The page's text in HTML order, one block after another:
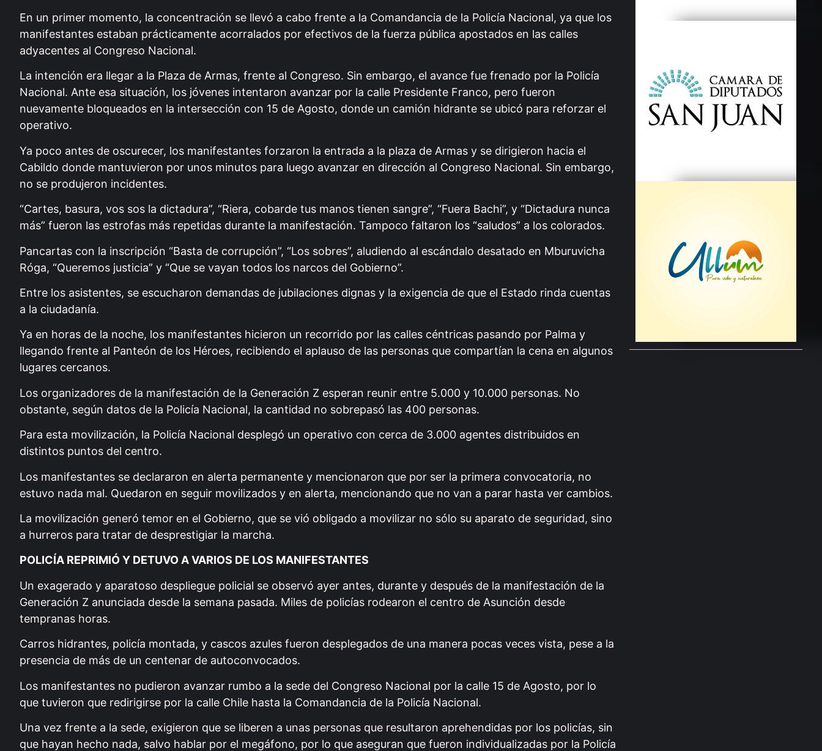
En un primer momento, la concentración se llevó a cabo frente a la Comandancia de la Policía Nacional, ya que los
manifestantes estaban prácticamente acorralados por efectivos de la fuerza pública apostados en las calles
adyacentes al Congreso Nacional.
La intención era llegar a la Plaza de Armas, frente al Congreso. Sin embargo, el avance fue frenado por la Policía
Nacional. Ante esa situación, los jóvenes intentaron avanzar por la calle Presidente Franco, pero fueron
nuevamente bloqueados en la intersección con 15 de Agosto, donde un camión hidrante se ubicó para reforzar el
operativo.
Ya poco antes de oscurecer, los manifestantes forzaron la entrada a la plaza de Armas y se dirigieron hacia el
Cabildo donde mantuvieron por unos minutos para luego avanzar en dirección al Congreso Nacional. Sin embargo,
no se produjeron incidentes.
“Cartes, basura, vos sos la dictadura”, “Riera, cobarde tus manos tienen sangre”, “Fuera Bachi”, y “Dictadura nunca
más” fueron las estrofas más repetidas durante la manifestación. Tampoco faltaron los “saludos” a los colorados.
Pancartas con la inscripción “Basta de corrupción”, “Los sobres”, aludiendo al escándalo desatado en Mburuvicha
Róga, “Queremos justicia” y “Que se vayan todos los narcos del Gobierno”.
Entre los asistentes, se escucharon demandas de jubilaciones dignas y la exigencia de que el Estado rinda cuentas
a la ciudadanía.
Ya en horas de la noche, los manifestantes hicieron un recorrido por las calles céntricas pasando por Palma y
llegando frente al Panteón de los Héroes, recibiendo el aplauso de las personas que compartían la cena en algunos
lugares cercanos.
Los organizadores de la manifestación de la Generación Z esperan reunir entre 5.000 y 10.000 personas. No
obstante, según datos de la Policía Nacional, la cantidad no sobrepasó las 400 personas.
Para esta movilización, la Policía Nacional desplegó un operativo con cerca de 3.000 agentes distribuidos en
distintos puntos del centro.
Los manifestantes se declararon en alerta permanente y mencionaron que por ser la primera convocatoria, no
estuvo nada mal. Quedaron en seguir movilizados y en alerta, mencionando que no van a parar hasta ver cambios.
La movilización generó temor en el Gobierno, que se vió obligado a movilizar no sólo su aparato de seguridad, sino
a hurreros para tratar de desprestigiar la marcha.
POLICÍA REPRIMIÓ Y DETUVO A VARIOS DE LOS MANIFESTANTES
Un exagerado y aparatoso despliegue policial se observó ayer antes, durante y después de la manifestación de la
Generación Z anunciada desde la semana pasada. Miles de policías rodearon el centro de Asunción desde
tempranas horas.
Carros hidrantes, policía montada, y cascos azules fueron desplegados de una manera pocas veces vista, pese a la
presencia de más de un centenar de autoconvocados.
Los manifestantes no pudieron avanzar rumbo a la sede del Congreso Nacional por la calle 15 de Agosto, por lo
que tuvieron que redirigirse por la calle Chile hasta la Comandancia de la Policía Nacional.
Una vez frente a la sede, exigieron que se liberen a unas personas que resultaron aprehendidas por los policías, sin
que hayan hecho nada, salvo hablar por el megáfono, por lo que aseguran que fueron individualizadas por la Policía